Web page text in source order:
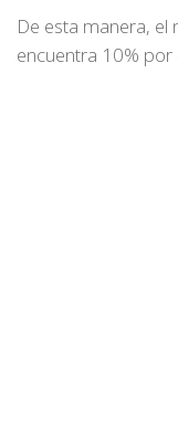
De esta manera, el
encuentra 10%